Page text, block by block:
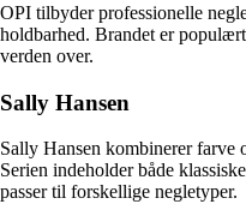
OPI tilbyder professionelle
holdbarhed. Brandet er
verden over.
Sally Hansen
Sally Hansen kombinerer farve
Serien indeholder både
passer til forskellige negletyper.